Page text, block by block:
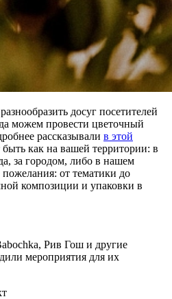
досуг посетителей
можем провести цветочный
рассказывали в этой
как на вашей территории: в
за городом, либо в нашем
от тематики до
композиции и упаковки в
Рив Гош и другие
мероприятия для их